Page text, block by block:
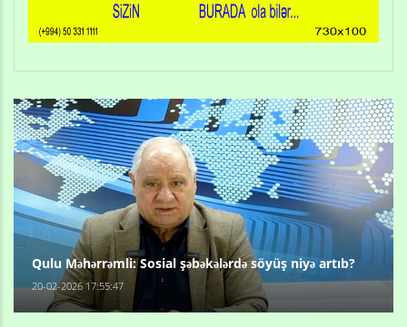
Qulu Məhərrəmli: Sosial şəbəkələrdə söyüş niyə artıb?
20-02-2026 17:55:47